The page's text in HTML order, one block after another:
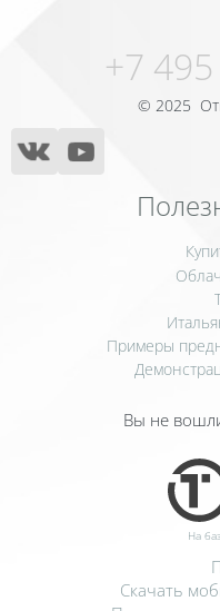
+7 495
© 2025
Примеры
Вы не
На
Скачать